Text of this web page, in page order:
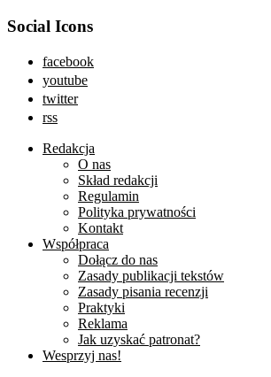
Social Icons
facebook
youtube
twitter
rss
Redakcja
O nas
Skład redakcji
Regulamin
Polityka prywatności
Kontakt
Współpraca
Dołącz do nas
Zasady publikacji tekstów
Zasady pisania recenzji
Praktyki
Reklama
Jak uzyskać patronat?
Wesprzyj nas!